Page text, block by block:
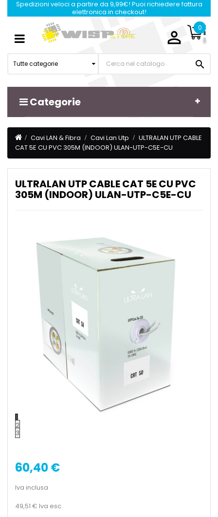
Spedizioni veloci a partire da 9,99€! Puoi richiedere fattura
elettronica in checkout!

0
Tutte categorie 
Categorie
Toggle
Cavi LAN & Fibra Cavi Lan Utp
ULTRALAN UTP CABLE
CAT 5E CU PVC 305M (INDOOR) ULAN-UTP-C5E-CU
ULTRALAN UTP CABLE CAT 5E CU PVC
305M (INDOOR) ULAN-UTP-C5E-CU
1
2
3
60,40 €
Iva inclusa
49,51 € Iva esc.